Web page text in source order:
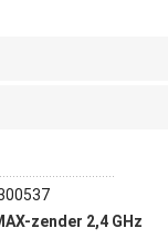
zender 2,4 GHz